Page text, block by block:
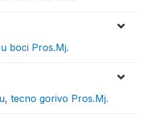
boci Pros.Mj.
tecno gorivo Pros.Mj.